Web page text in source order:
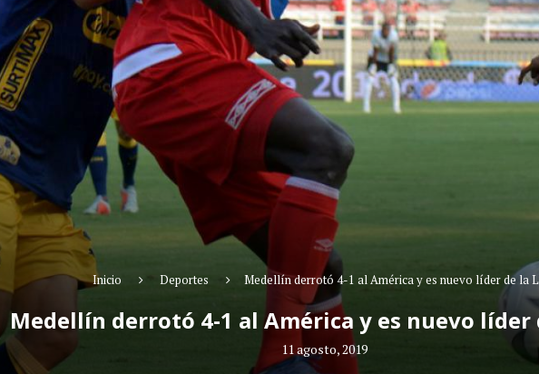
Inicio Deportes Medellín derrotó 4-1 al América y es nuevo líder de la
Medellín derrotó 4-1 al América y es nuevo líder
11 agosto, 2019